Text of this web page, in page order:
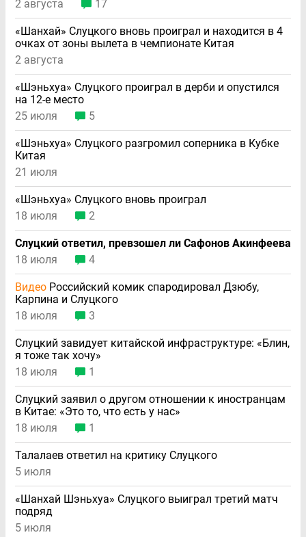
2 августа 17
«Шанхай» Слуцкого вновь проиграл и находится в 4
очках от зоны вылета в чемпионате Китая
2 августа
«Шэньхуа» Слуцкого проиграл в дерби и опустился
на 12-е место
25 июля
5
«Шэньхуа» Слуцкого разгромил соперника в Кубке
Китая
21 июля
«Шэньхуа» Слуцкого вновь проиграл
18 июля
2
Слуцкий ответил, превзошел ли Сафонов Акинфеева
18 июля
4
Видео Российский комик спародировал Дзюбу,
Карпина и Слуцкого
18 июля
3
Слуцкий завидует китайской инфраструктуре: «Блин,
я тоже так хочу»
18 июля
1
Слуцкий заявил о другом отношении к иностранцам
в Китае: «Это то, что есть у нас»
18 июля
1
Талалаев ответил на критику Слуцкого
5 июля
«Шанхай Шэньхуа» Слуцкого выиграл третий матч
подряд
5 июля